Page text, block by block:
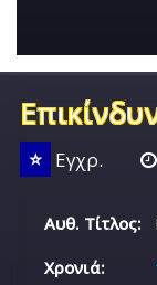
⭐ Εγχρ.
Αυθ. Τίτλος:
Χρονιά: